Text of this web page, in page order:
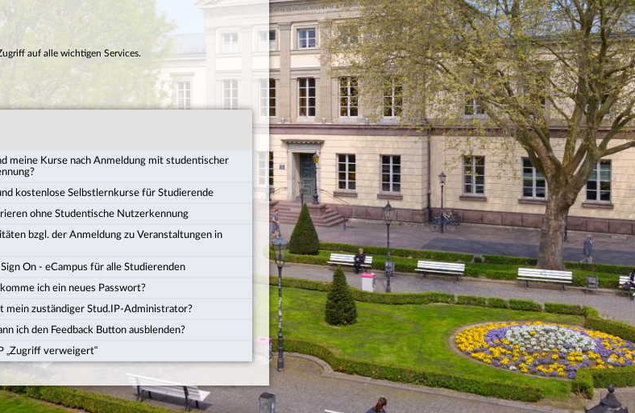
auf alle wichtigen Services.
meine Kurse nach Anmeldung mit studentischer
kostenlose Selbstlernkurse für Studierende
ohne Studentische Nutzerkennung
bzgl. der Anmeldung zu Veranstaltungen in
On - eCampus für alle Studierenden
ich ein neues Passwort?
mein zuständiger Stud.IP-Administrator?
ich den Feedback Button ausblenden?
„Zugriff verweigert“